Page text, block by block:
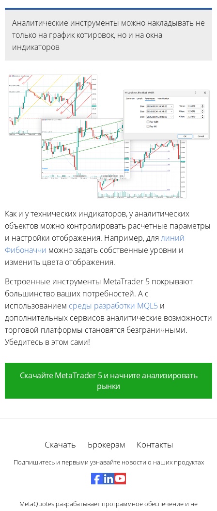
Аналитические инструменты можно накладывать не
только на график котировок, но и на окна
индикаторов
Как и у технических индикаторов, у аналитических
объектов можно контролировать расчетные параметры
и настройки отображения. Например, для линий
Фибоначчи можно задать собственные уровни и
изменить цвета отображения.
Встроенные инструменты MetaTrader 5 покрывают
большинство ваших потребностей. А с
использованием среды разработки MQL5 и
дополнительных сервисов аналитические возможности
торговой платформы становятся безграничными.
Убедитесь в этом сами!
Скачайте MetaTrader 5 и начните анализировать
рынки
Скачать Брокерам Контакты
Подпишитесь и первыми узнавайте новости о наших продуктах
MetaQuotes разрабатывает программное обеспечение и не